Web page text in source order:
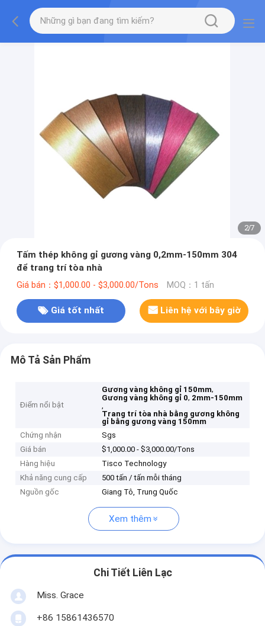
2/7
Tấm thép không gỉ gương vàng 0,2mm-150mm 304
để trang trí tòa nhà
Giá bán：$1,000.00 - $3,000.00/Tons MOQ：1 tấn
Giá tốt nhất Liên hệ với bây giờ
Mô Tả Sản Phẩm
Điểm nổi bật
Gương vàng không gỉ 150mm,
Gương vàng không gỉ 0, 2mm-150mm
,
Trang trí tòa nhà bằng gương không
gỉ bằng gương vàng 150mm
Chứng nhận
Sgs
Giá bán
$1,000.00 - $3,000.00/Tons
Hàng hiệu
Tisco Technology
Khả năng cung cấp
500 tấn / tấn mỗi tháng
Nguồn gốc
Giang Tô, Trung Quốc
Xem thêm
Chi Tiết Liên Lạc
Miss. Grace
+86 15861436570